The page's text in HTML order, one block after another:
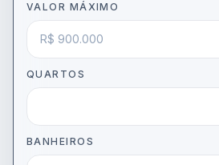
VALOR MÁXIMO
QUARTOS
BANHEIROS